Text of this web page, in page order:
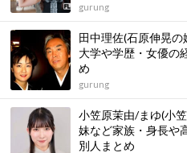
gurung
田中理佐(石原伸晃
大学や学歴・女優の
め
gurung
小笠原茉由/まゆ(小
妹など家族・身長や
別人まとめ